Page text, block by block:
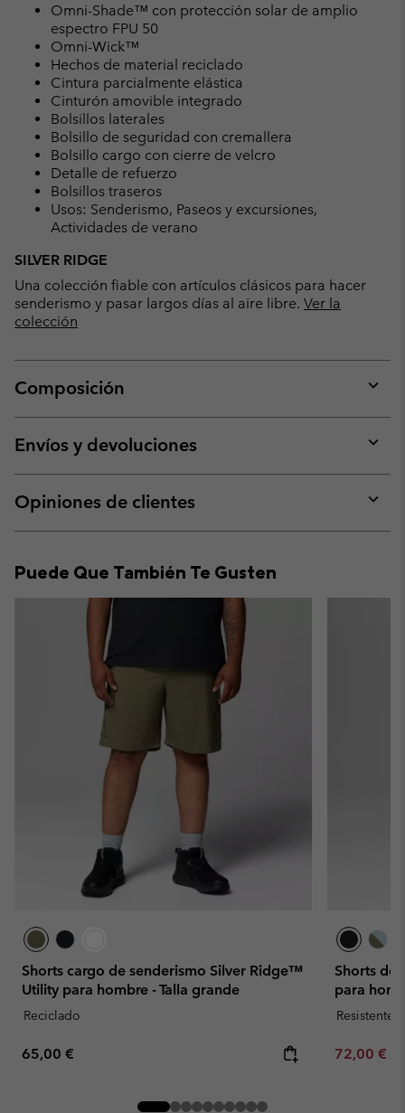
Omni-Shade™ con protección solar de amplio
espectro FPU 50
Omni-Wick™
Hechos de material reciclado
Cintura parcialmente elástica
Cinturón amovible integrado
Bolsillos laterales
Bolsillo de seguridad con cremallera
Bolsillo cargo con cierre de velcro
Detalle de refuerzo
Bolsillos traseros
Usos: Senderismo, Paseos y excursiones,
Actividades de verano
SILVER RIDGE
Una colección fiable con artículos clásicos para hacer
senderismo y pasar largos días al aire libre. Ver la
colección
Composición
or
Envíos y devoluciones
or
Opiniones de clientes
or
Puede Que También Te Gusten
Shorts cargo de senderismo Silver Ridge™
Utility para hombre - Talla grande
Reciclado
Regular price:
65,00 €
Shorts de
para
Resistente
Minimum
72,00 €